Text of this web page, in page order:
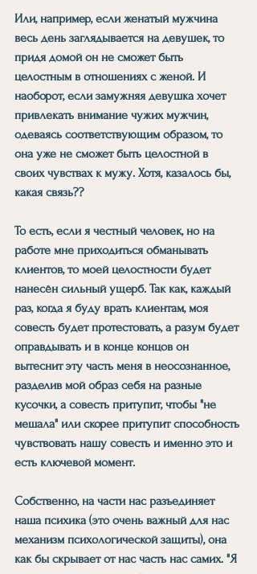
Или, например, если женатый мужчина
весь день заглядывается на девушек, то
придя домой он не сможет быть
целостным в отношениях с женой. И
наоборот, если замужняя девушка хочет
привлекать внимание чужих мужчин,
одеваясь соответствующим образом, то
она уже не сможет быть целостной в
своих чувствах к мужу. Хотя, казалось бы,
какая связь??
То есть, если я честный человек, но на
работе мне приходиться обманывать
клиентов, то моей целостности будет
нанесён сильный ущерб. Так как, каждый
раз, когда я буду врать клиентам, моя
совесть будет протестовать, а разум будет
оправдывать и в конце концов он
вытеснит эту часть меня в неосознанное,
разделив мой образ себя на разные
кусочки, а совесть притупит, чтобы "не
мешала" или скорее притупит способность
чувствовать нашу совесть и именно это и
есть ключевой момент.
Собственно, на части нас разъединяет
наша психика (это очень важный для нас
механизм психологической защиты), она
как бы скрывает от нас часть нас самих. "Я